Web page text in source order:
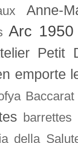
Anne-
Arc 1950
Petit
emporte
Baccarat
barrettes
della